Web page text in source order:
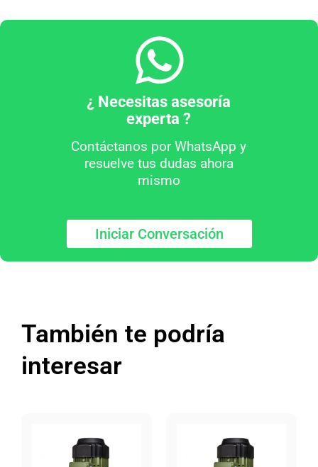
¿ Necesitas asesoría
experta ?
Contáctanos por WhatsApp y
resuelve tus dudas ahora
mismo
Iniciar Conversación
También te podría
interesar